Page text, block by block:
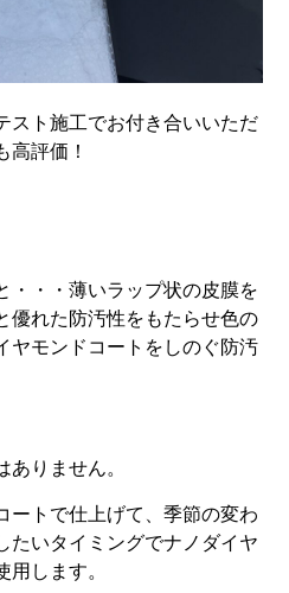
スト施工でお付き合いいただ
高評価！
・・・薄いラップ状の皮膜を
優れた防汚性をもたらせ色の
ヤモンドコートをしのぐ防汚
ありません。
ートで仕上げて、季節の変わ
たいタイミングでナノダイヤ
用します。